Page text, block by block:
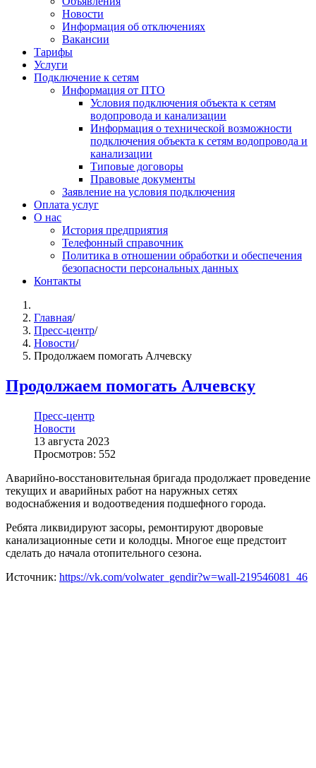
Новости
Информация об отключениях
Вакансии
Тарифы
Услуги
Подключение к сетям
Информация от ПТО
Условия подключения объекта к сетям
водопровода и канализации
Информация о технической возможности
подключения объекта к сетям водопровода и
канализации
Типовые договоры
Правовые документы
Заявление на условия подключения
Оплата услуг
О нас
История предприятия
Телефонный справочник
Политика в отношении обработки и обеспечения
безопасности персональных данных
Контакты
Главная/
Пресс-центр/
Новости/
Продолжаем помогать Алчевску
Продолжаем помогать Алчевску
Пресс-центр
Новости
13 августа 2023
Просмотров: 552
Аварийно-восстановительная бригада продолжает проведение
текущих и аварийных работ на наружных сетях
водоснабжения и водоотведения подшефного города.
Ребята ликвидируют засоры, ремонтируют дворовые
канализационные сети и колодцы. Многое еще предстоит
сделать до начала отопительного сезона.
Источник: https://vk.com/volwater_gendir?w=wall-219546081_46